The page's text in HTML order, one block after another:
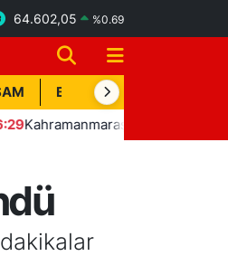
64.602,05 %0.69
BİK İLAN
yangın ve kurtarma